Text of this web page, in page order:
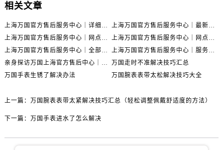
相关文章
万国走时不准解决技巧汇总
万国手表生锈了解决办法
万国腕表表带太松解决技巧大全
上一篇： 万国腕表表带太紧解决技巧汇总（轻松调整佩戴舒适度的方法）
下一篇： 万国手表进水了怎么解决